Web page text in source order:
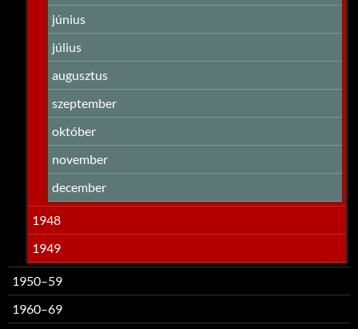
június
július
augusztus
szeptember
október
november
december
1948
1949
1950–59
1960–69